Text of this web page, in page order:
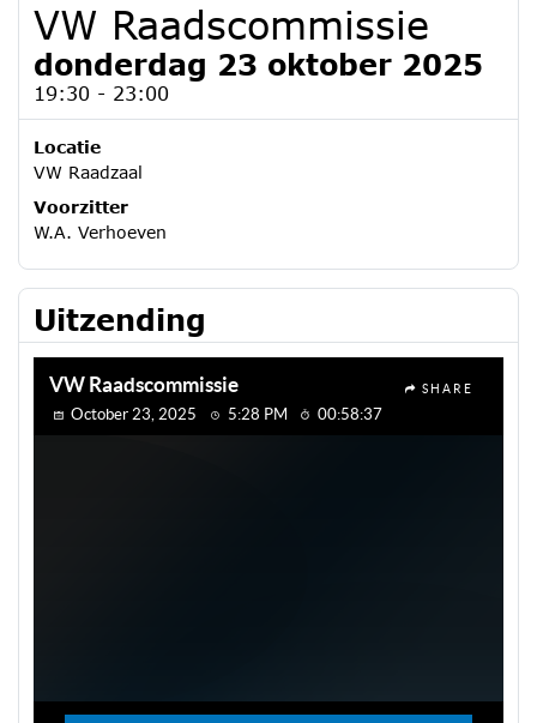
VW Raadscommissie
donderdag 23 oktober 2025
19:30 - 23:00
Locatie
VW Raadzaal
Voorzitter
W.A. Verhoeven
Uitzending